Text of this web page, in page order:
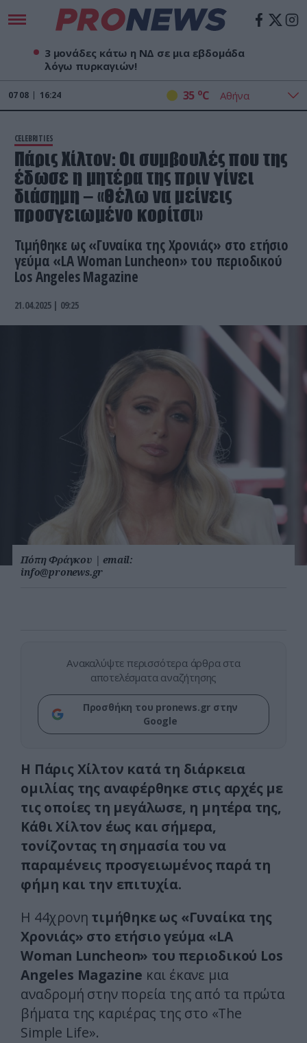
3 μονάδες κάτω η ΝΔ σε μια εβδομάδα
λόγω πυρκαγιών!
07 08 16:24 35 oC
CELEBRITIES
Πάρις Χίλτον: Οι συμβουλές που της
έδωσε η μητέρα της πριν γίνει
διάσημη – «Θέλω να μείνεις
προσγειωμένο κορίτσι»
Τιμήθηκε ως «Γυναίκα της Χρονιάς» στο ετήσιο
γεύμα «LA Woman Luncheon» του περιοδικού
Los Angeles Magazine
21.04.2025 | 09:25
Πόπη Φράγκου |email:
info@pronews.gr
Ανακαλύψτε περισσότερα άρθρα στα
αποτελέσματα αναζήτησης
Προσθήκη του pronews.gr στην
Google
Η Πάρις Χίλτον κατά τη διάρκεια
ομιλίας της αναφέρθηκε στις αρχές με
τις οποίες τη μεγάλωσε, η μητέρα της,
Κάθι Χίλτον έως και σήμερα,
τονίζοντας τη σημασία του να
παραμένεις προσγειωμένος παρά τη
φήμη και την επιτυχία.
Η 44χρονη τιμήθηκε ως «Γυναίκα της
Χρονιάς» στο ετήσιο γεύμα «LA
Woman Luncheon» του περιοδικού Los
Angeles Magazine και έκανε μια
αναδρομή στην πορεία της από τα πρώτα
βήματα της καριέρας της στο «The
Simple Life».